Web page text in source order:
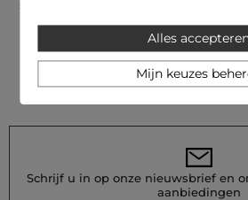
Schrijf u in op onze nieuwsbrief en
aanbiedingen
Alles
Mijn keuzes